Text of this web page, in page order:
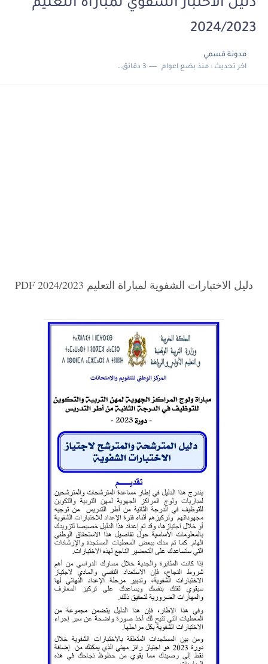
دليل الاختبار الشفوي لمباراة التعليم
2024/2023
مدونة قسمي
اخر تحديث :منذ بضع اعوام 3 دقائق للقراءة
دليل الاختبارات الشفوية لمباراة التعليم 2024/2023 PDF